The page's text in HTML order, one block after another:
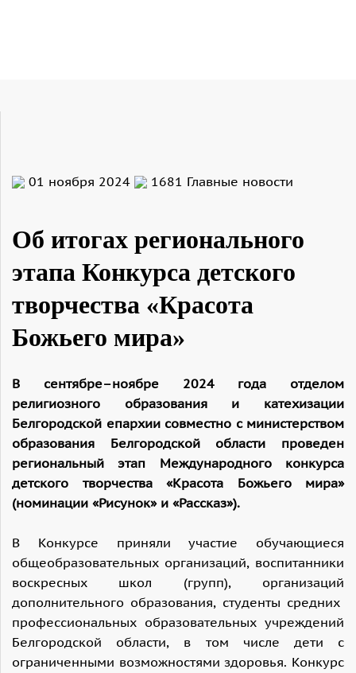
01 ноября 2024 1681 Главные новости
Об итогах регионального
этапа Конкурса детского
творчества «Красота
Божьего мира»
В сентябре–ноябре 2024 года отделом
религиозного образования и катехизации
Белгородской епархии совместно с министерством
образования Белгородской области проведен
региональный этап Международного конкурса
детского творчества «Красота Божьего мира»
(номинации «Рисунок» и «Рассказ»).
В Конкурсе приняли участие обучающиеся
общеобразовательных организаций, воспитанники
воскресных школ (групп), организаций
дополнительного образования, студенты средних
профессиональных образовательных учреждений
Белгородской области, в том числе дети с
ограниченными возможностями здоровья. Конкурс